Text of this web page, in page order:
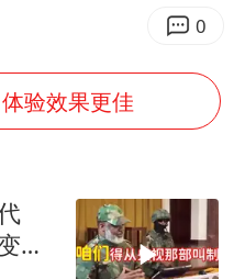
迎大暴雨
》 冲奖
版北约”出现
伯克希尔净买入约200亿美元股票
0
验效果更佳
为